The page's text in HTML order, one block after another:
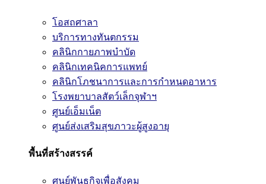
โอสถศาลา
บริการทางทันตกรรม
คลินิกกายภาพบำบัด
คลินิกเทคนิคการแพทย์
คลินิกโภชนาการและการกำหนดอาหาร
โรงพยาบาลสัตว์เล็กจุฬาฯ
ศูนย์เอ็มเน็ต
ศูนย์ส่งเสริมสุขภาวะผู้สูงอายุ
พื้นที่สร้างสรรค์
ศูนย์พันธกิจเพื่อสังคม